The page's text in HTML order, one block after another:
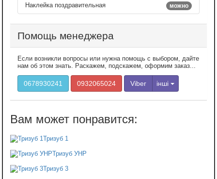
можно
Наклейка поздравительная
Помощь менеджера
Если возникли вопросы или нужна помощь с выбором, дайте
нам об этом знать. Раскажем, подскажем, оформим заказ...
0678930241 0932065024 Viber інші
Тризуб 1
Тризуб УНР
Тризуб 3